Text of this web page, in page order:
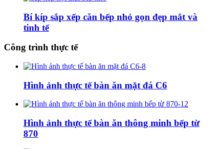
Bí kíp sắp xếp căn bếp nhỏ gọn đẹp mắt và
tinh tế
Công trình thực tế
Hình ảnh thực tế bàn ăn mặt đá C6
Hình ảnh thực tế bàn ăn thông minh bếp từ
870